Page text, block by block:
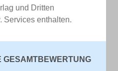
und Dritten
Services enthalten.
GESAMTBEWERTUNG